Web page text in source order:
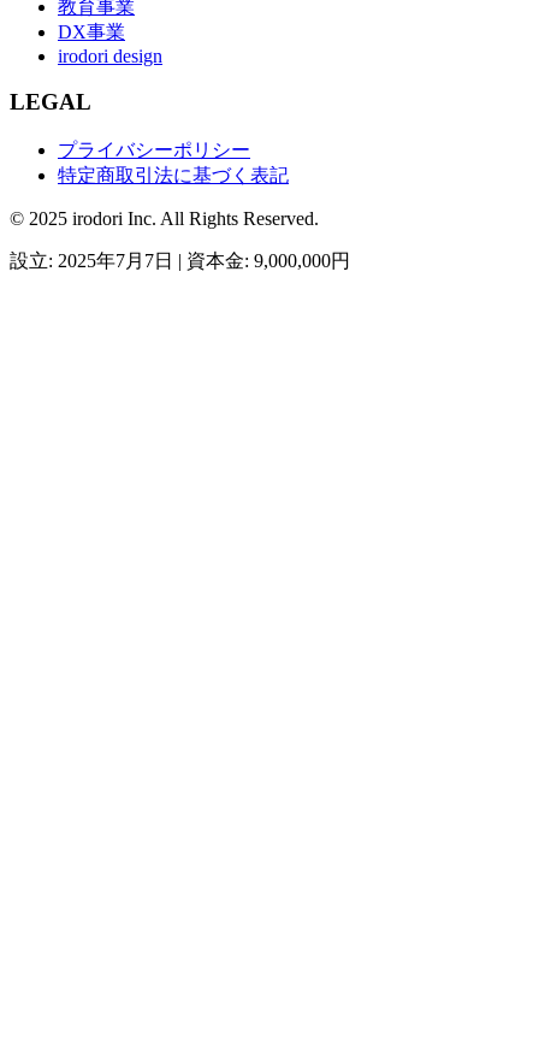
教育事業
DX事業
irodori design
LEGAL
プライバシーポリシー
特定商取引法に基づく表記
© 2025 irodori Inc. All Rights Reserved.
設立: 2025年7月7日 | 資本金: 9,000,000円